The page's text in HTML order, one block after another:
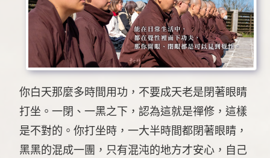
你白天那麼多時間用功，不要成天老是閉著眼睛
打坐。一閉、一黑之下，認為這就是禪修，這樣
是不對的。你打坐時，一大半時間都閉著眼睛，
黑黑的混成一團，只有混沌的地方才安心，自己